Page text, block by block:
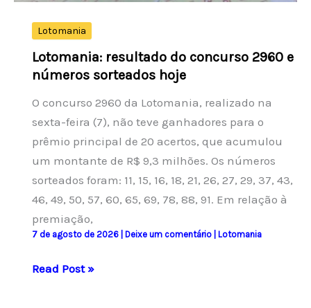
Lotomania
Lotomania: resultado do concurso 2960 e
números sorteados hoje
O concurso 2960 da Lotomania, realizado na
sexta-feira (7), não teve ganhadores para o
prêmio principal de 20 acertos, que acumulou
um montante de R$ 9,3 milhões. Os números
sorteados foram: 11, 15, 16, 18, 21, 26, 27, 29, 37, 43,
46, 49, 50, 57, 60, 65, 69, 78, 88, 91. Em relação à
premiação,
7 de agosto de 2026 Deixe um comentário Lotomania
Lotomania:
Read Post »